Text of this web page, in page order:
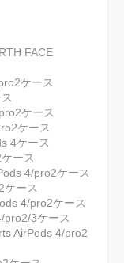
FACE
ケース
ケース
ケース
4ケース
ース
4/pro2ケース
ケース
4/pro2ケース
pro2/3ケース
AirPods 4/pro2